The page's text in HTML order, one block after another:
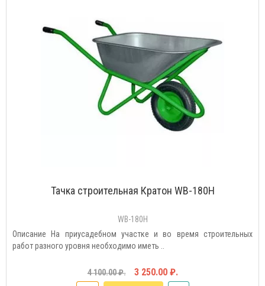
Тачка строительная Кратон WB-180H
WB-180H
Описание На приусадебном участке и во время строительных
работ разного уровня необходимо иметь ..
4 100.00 ₽. 3 250.00 ₽.